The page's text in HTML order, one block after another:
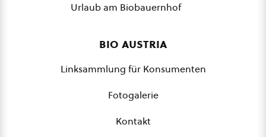
Urlaub am Biobauernhof
bio austria
Linksammlung für Konsumenten
Fotogalerie
Kontakt